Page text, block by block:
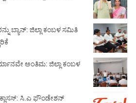
ಬ್ಯಾನ್: ಜಿಲ್ಲಾ ಕಂಬಳ ಸಮಿತಿ
ಅಂತಿಮ: ಜಿಲ್ಲಾ ಕಂಬಳ
ಕ್ಲಾಸಸ್: ಸಿ.ಎ ಫೌಂಡೇಶನ್